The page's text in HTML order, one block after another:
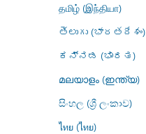
தமிழ் (இந்தியா)
తెలుగు (భారతదేశం)
ಕನ್ನಡ (ಭಾರತ)
മലയാളം (ഇന്ത്യ)
සිංහල (ශ්‍රී ලංකාව)
ไทย (ไทย)